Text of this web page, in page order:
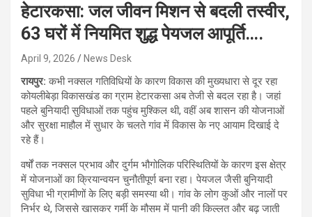
हेटारकसा: जल जीवन मिशन से बदली तस्वीर,
63 घरों में नियमित शुद्ध पेयजल आपूर्ति….
April 9, 2026 News Desk
रायपुर:कभी नक्सल गतिविधियों के कारण विकास की मुख्यधारा से दूर रहा
कोयलीबेड़ा विकासखंड का ग्राम हेटारकसा अब तेजी से बदल रहा है। जहां
पहले बुनियादी सुविधाओं तक पहुंच मुश्किल थी, वहीं अब शासन की योजनाओं
और सुरक्षा माहौल में सुधार के चलते गांव में विकास के नए आयाम दिखाई दे
रहे हैं।
वर्षों तक नक्सल प्रभाव और दुर्गम भौगोलिक परिस्थितियों के कारण इस क्षेत्र
में योजनाओं का क्रियान्वयन चुनौतीपूर्ण बना रहा। पेयजल जैसी बुनियादी
सुविधा भी ग्रामीणों के लिए बड़ी समस्या थी। गांव के लोग कुओं और नालों पर
निर्भर थे, जिससे खासकर गर्मी के मौसम में पानी की किल्लत और बढ़ जाती